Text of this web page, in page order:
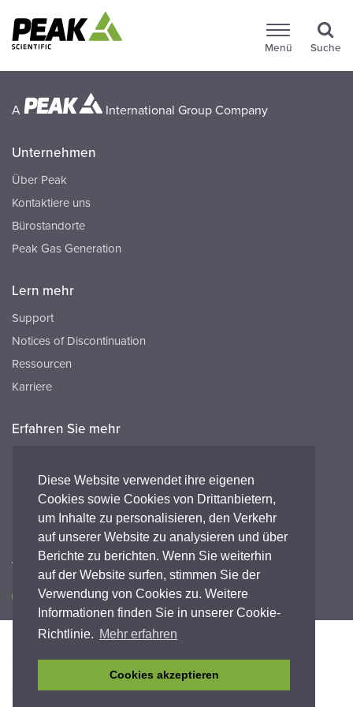
Diese Website verwendet ihre eigenen
Cookies sowie Cookies von Drittanbietern,
um Inhalte zu personalisieren, den Verkehr
auf unserer Website zu analysieren und über
Berichte zu berichten. Wenn Sie weiterhin
auf der Website surfen, stimmen Sie der
Verwendung von Cookies zu. Weitere
Informationen finden Sie in unserer Cookie-
Richtlinie. Mehr erfahren
Cookies akzeptieren
Menü Suche
A International Group Company
Unternehmen
Über Peak
Kontaktiere uns
Bürostandorte
Peak Gas Generation
Lern mehr
Support
Notices of Discontinuation
Ressourcen
Karriere
Erfahren Sie mehr
FAQ's
Peak HQ tel:+44 141 812 8100
Peak GmbH tel:+49 (0) 2421 694 5811
Verbinde dich mit uns
Barrierefreiheit Datenschutz-Bestimmungen
Garantieerklärung
Geschäftsbedingungen Einhaltung
© Copyright 2026 Peak Scientific Instruments. All rights